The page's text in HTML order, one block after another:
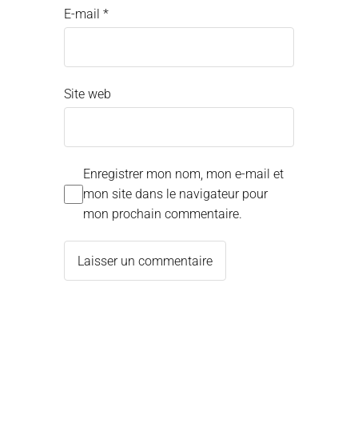
E-mail *
Site web
Enregistrer mon nom, mon e-mail et
mon site dans le navigateur pour
mon prochain commentaire.